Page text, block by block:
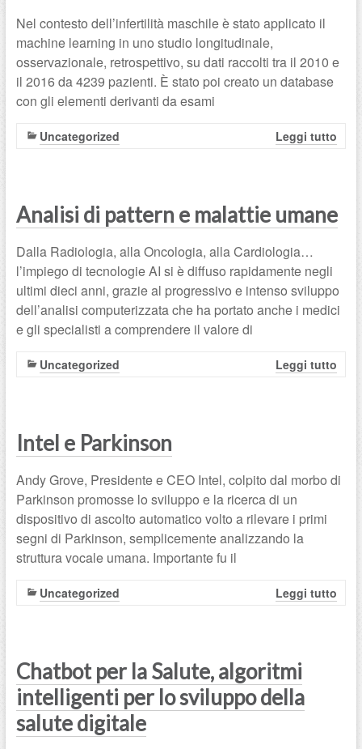
Nel contesto dell’infertilità maschile è stato applicato il
machine learning in uno studio longitudinale,
osservazionale, retrospettivo, su dati raccolti tra il 2010 e
il 2016 da 4239 pazienti. È stato poi creato un database
con gli elementi derivanti da esami
Uncategorized Leggi tutto
Analisi di pattern e malattie umane
Dalla Radiologia, alla Oncologia, alla Cardiologia…
l’impiego di tecnologie AI si è diffuso rapidamente negli
ultimi dieci anni, grazie al progressivo e intenso sviluppo
dell’analisi computerizzata che ha portato anche i medici
e gli specialisti a comprendere il valore di
Uncategorized Leggi tutto
Intel e Parkinson
Andy Grove, Presidente e CEO Intel, colpito dal morbo di
Parkinson promosse lo sviluppo e la ricerca di un
dispositivo di ascolto automatico volto a rilevare i primi
segni di Parkinson, semplicemente analizzando la
struttura vocale umana. Importante fu il
Uncategorized Leggi tutto
Chatbot per la Salute, algoritmi
intelligenti per lo sviluppo della
salute digitale